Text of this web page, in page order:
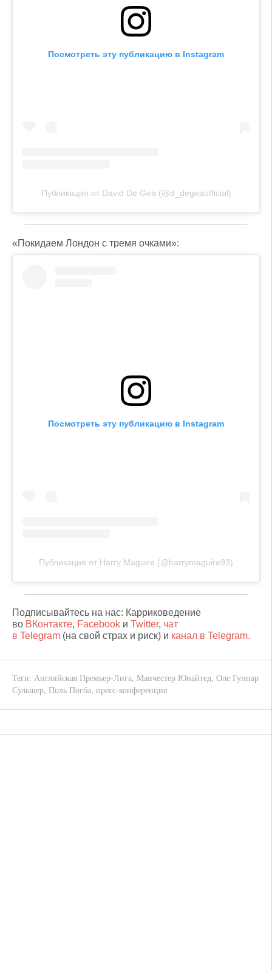
Посмотреть эту публикацию в Instagram
Публикация от David De Gea (@d_degeaofficial)
«Покидаем Лондон с тремя очками»:
Посмотреть эту публикацию в Instagram
Публикация от Harry Maguire (@harrymaguire93)
Подписывайтесь на нас: Карриковедение
во ВКонтакте, Facebook и Twitter, чат
в Telegram (на свой страх и риск) и канал в Telegram.
Теги: Английская Премьер-Лига, Манчестер Юнайтед, Оле Гуннар
Сульшер, Поль Погба, пресс-конференция